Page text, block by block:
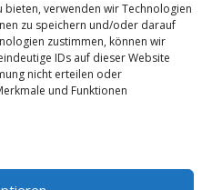
bieten, verwenden wir Technologien
zu speichern und/oder darauf
zustimmen, können wir
IDs auf dieser Website
nicht erteilen oder
und Funktionen